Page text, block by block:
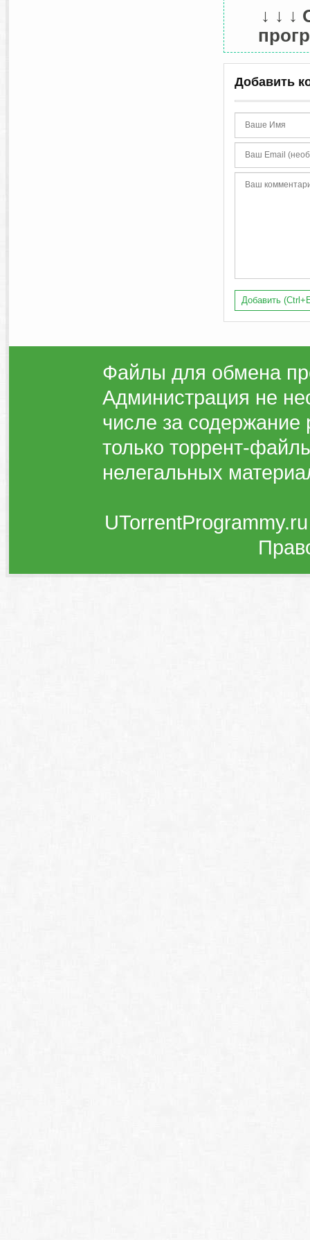
↓ ↓ ↓
Добавить
Добавить
Файлы для обмена
Администрация не
числе за
только торрент-
нелегальных
UTorrentProgrammy.ru